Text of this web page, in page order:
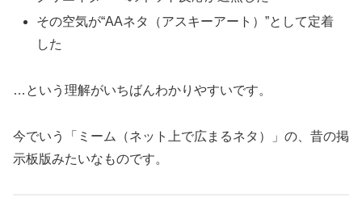
その空気が“AAネタ（アスキーアート）”として定着
した
…という理解がいちばんわかりやすいです。
今でいう「ミーム（ネット上で広まるネタ）」の、昔の掲
示板版みたいなものです。